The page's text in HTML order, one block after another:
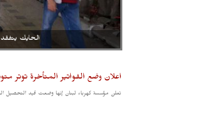
الحايك
اعلان وضع الفواتير المتأخرة توتر
تعلن مؤسسة كهرباء لبنان إنها وضعت قيد التحصيل